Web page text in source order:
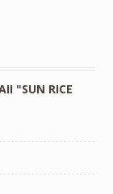
"SUN RICE